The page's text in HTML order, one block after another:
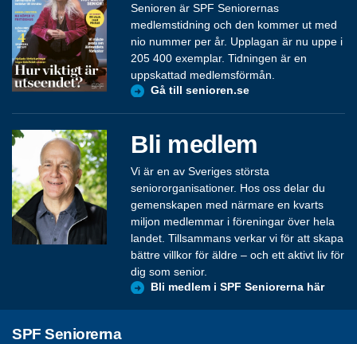
Senioren är SPF Seniorernas
medlemstidning och den kommer ut med
nio nummer per år. Upplagan är nu uppe i
205 400 exemplar. Tidningen är en
uppskattad medlemsförmån.
Gå till senioren.se
Bli medlem
Vi är en av Sveriges största
seniororganisationer. Hos oss delar du
gemenskapen med närmare en kvarts
miljon medlemmar i föreningar över hela
landet. Tillsammans verkar vi för att skapa
bättre villkor för äldre – och ett aktivt liv för
dig som senior.
Bli medlem i SPF Seniorerna här
SPF Seniorerna